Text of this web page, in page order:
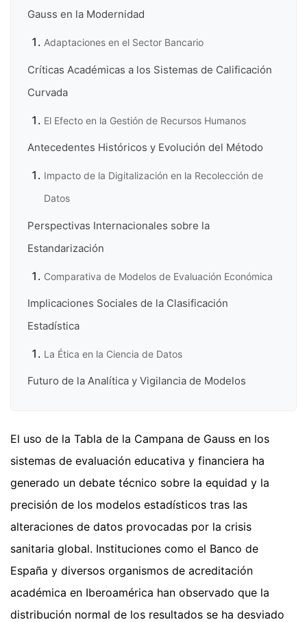
Gauss en la Modernidad
Adaptaciones en el Sector Bancario
Críticas Académicas a los Sistemas de Calificación
Curvada
El Efecto en la Gestión de Recursos Humanos
Antecedentes Históricos y Evolución del Método
Impacto de la Digitalización en la Recolección de
Datos
Perspectivas Internacionales sobre la
Estandarización
Comparativa de Modelos de Evaluación Económica
Implicaciones Sociales de la Clasificación
Estadística
La Ética en la Ciencia de Datos
Futuro de la Analítica y Vigilancia de Modelos
El uso de la Tabla de la Campana de Gauss en los
sistemas de evaluación educativa y financiera ha
generado un debate técnico sobre la equidad y la
precisión de los modelos estadísticos tras las
alteraciones de datos provocadas por la crisis
sanitaria global. Instituciones como el Banco de
España y diversos organismos de acreditación
académica en Iberoamérica han observado que la
distribución normal de los resultados se ha desviado